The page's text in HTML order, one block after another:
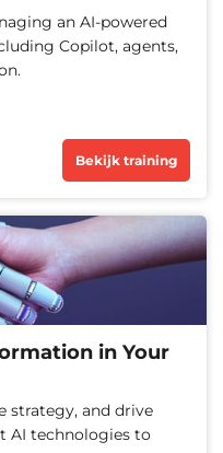
an AI-powered
Copilot, agents,
Bekijk training
in Your
strategy, and drive
AI technologies to